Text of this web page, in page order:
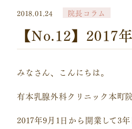
2018.01.24 院長コラム
【No.12】2017
みなさん、こんにちは。
有本乳腺外科クリニック本町
2017年9月1日から開業して3年